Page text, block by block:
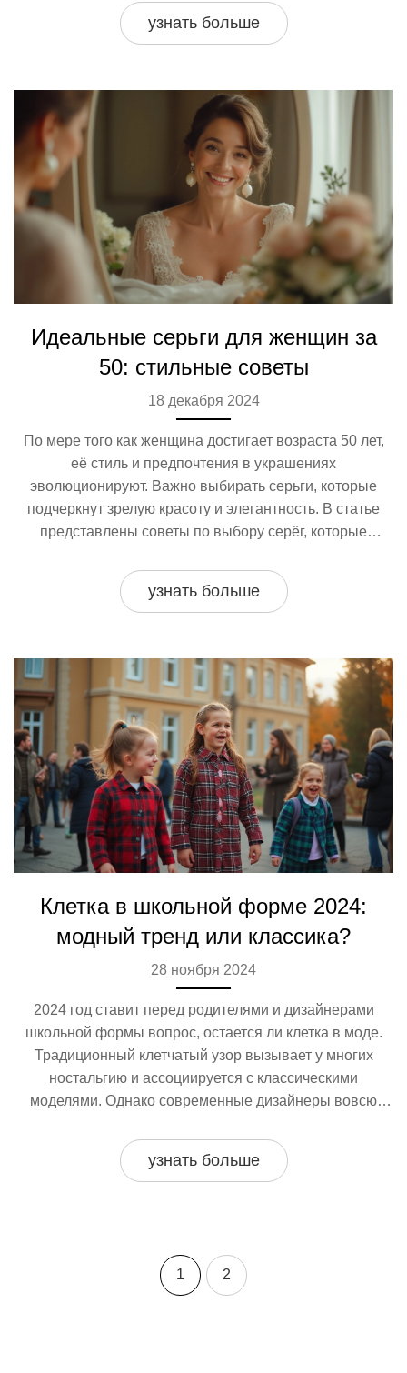
социалистического общества. Внешний вид также
подчеркивал демократичность и равенство, что
узнать больше
Идеальные серьги для женщин за
50: стильные советы
18 декабря 2024
По мере того как женщина достигает возраста 50 лет,
её стиль и предпочтения в украшениях
эволюционируют. Важно выбирать серьги, которые
подчеркнут зрелую красоту и элегантность. В статье
представлены советы по выбору серёг, которые
рассказывается о влиянии различных форм,
материалов и цветов. Практические рекомендации
узнать больше
Клетка в школьной форме 2024:
модный тренд или классика?
28 ноября 2024
2024 год ставит перед родителями и дизайнерами
школьной формы вопрос, остается ли клетка в моде.
Традиционный клетчатый узор вызывает у многих
ностальгию и ассоциируется с классическими
моделями. Однако современные дизайнеры вовсю
решения. Узнайте, как выбрать форму в клетку, чтобы
ребенок выглядел стильно и чувствовал себя
узнать больше
1 2